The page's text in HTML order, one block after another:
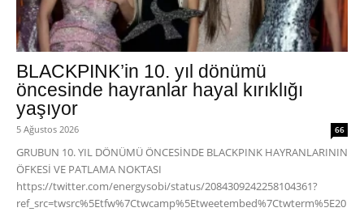
BLACKPINK’in 10. yıl dönümü
öncesinde hayranlar hayal kırıklığı
yaşıyor
5 Ağustos 2026 66
GRUBUN 10. YIL DÖNÜMÜ ÖNCESİNDE BLACKPINK HAYRANLARININ
ÖFKESİ VE PATLAMA NOKTASI
https://twitter.com/energysobi/status/2084309242258104361?
ref_src=twsrc%5Etfw%7Ctwcamp%5Etweetembed%7Ctwterm%5E20